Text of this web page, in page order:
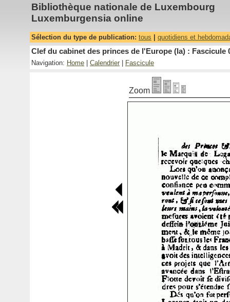
Bibliothèque nationale de Luxembourg
Luxemburgensia online
Sélection du type de publication: tous quotidiens et
Clef du cabinet des princes de l'Europe (la) : Fascicule
Navigation: Home Calendrier Fascicule
Zoom